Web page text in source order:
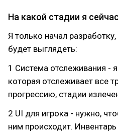
На какой стадии я
Я только начал
будет выглядеть:
1 Система отслеживания -
которая отслеживает все
прогрессию, стадии
2 UI для игрока - нужно,
ним происходит.